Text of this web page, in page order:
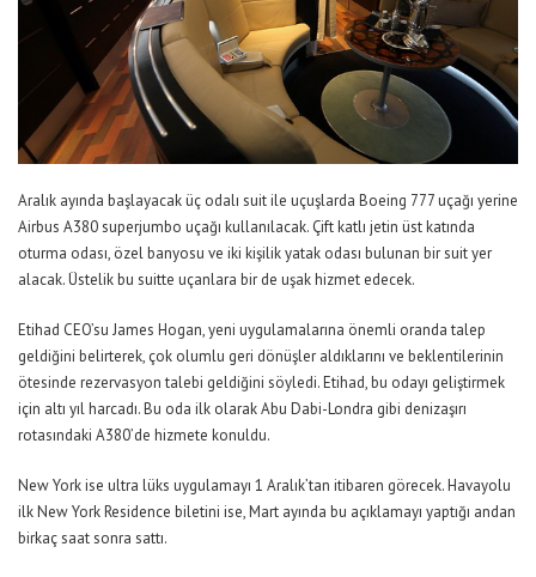
Aralık ayında başlayacak üç odalı suit ile uçuşlarda Boeing 777 uçağı yerine
Airbus A380 superjumbo uçağı kullanılacak. Çift katlı jetin üst katında
oturma odası, özel banyosu ve iki kişilik yatak odası bulunan bir suit yer
alacak. Üstelik bu suitte uçanlara bir de uşak hizmet edecek.
Etihad CEO’su James Hogan, yeni uygulamalarına önemli oranda talep
geldiğini belirterek, çok olumlu geri dönüşler aldıklarını ve beklentilerinin
ötesinde rezervasyon talebi geldiğini söyledi. Etihad, bu odayı geliştirmek
için altı yıl harcadı. Bu oda ilk olarak Abu Dabi-Londra gibi denizaşırı
rotasındaki A380’de hizmete konuldu.
New York ise ultra lüks uygulamayı 1 Aralık’tan itibaren görecek. Havayolu
ilk New York Residence biletini ise, Mart ayında bu açıklamayı yaptığı andan
birkaç saat sonra sattı.